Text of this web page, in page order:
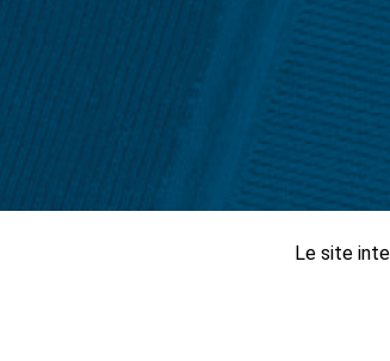
Le site